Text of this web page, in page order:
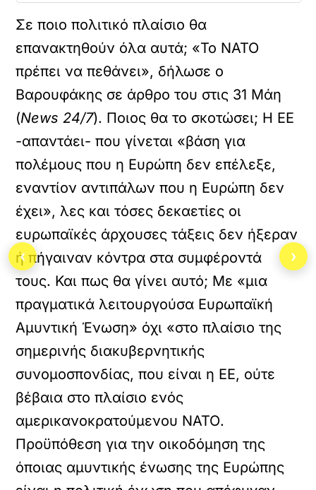
Σε ποιο πολιτικό πλαίσιο θα
επανακτηθούν όλα αυτά; «Το ΝΑΤΟ
πρέπει να πεθάνει», δήλωσε ο
Βαρουφάκης σε άρθρο του στις 31 Μάη
(News 24/7). Ποιος θα το σκοτώσει; Η ΕΕ
-απαντάει- που γίνεται «βάση για
πολέμους που η Ευρώπη δεν επέλεξε,
εναντίον αντιπάλων που η Ευρώπη δεν
έχει», λες και τόσες δεκαετίες οι
ευρωπαϊκές άρχουσες τάξεις δεν ήξεραν
ή πήγαιναν κόντρα στα συμφέροντά
τους. Και πως θα γίνει αυτό; Με «μια
πραγματικά λειτουργούσα Ευρωπαϊκή
Αμυντική Ένωση» όχι «στο πλαίσιο της
σημερινής διακυβερνητικής
συνομοσπονδίας, που είναι η ΕΕ, ούτε
βέβαια στο πλαίσιο ενός
αμερικανοκρατούμενου ΝΑΤΟ.
Προϋπόθεση για την οικοδόμηση της
όποιας αμυντικής ένωσης της Ευρώπης
‹ ›